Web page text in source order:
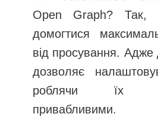
Open Graph? Так,
домогтися
від просування. Адже
дозволяє
роблячи їх
привабливими.